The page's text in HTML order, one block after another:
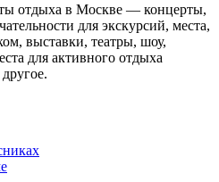
отдыха в Москве — концерты,
для экскурсий, места,
выставки, театры, шоу,
для активного отдыха